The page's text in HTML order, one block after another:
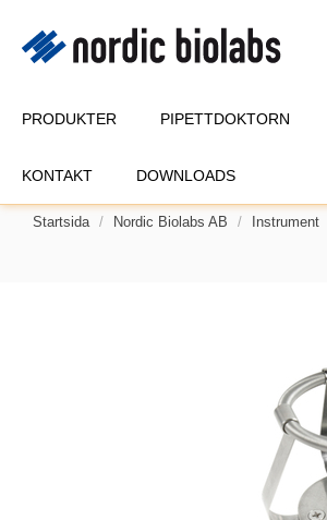
PRODUKTER PIPETTDOKTORN
KONTAKT DOWNLOADS
Startsida Nordic Biolabs AB Instrument